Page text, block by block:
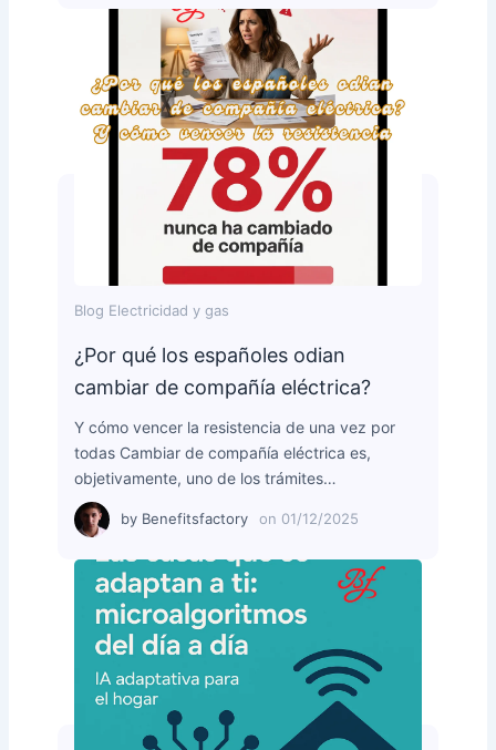
Blog Electricidad y gas
¿Por qué los españoles odian
cambiar de compañía eléctrica?
Y cómo vencer la resistencia de una vez por
todas Cambiar de compañía eléctrica es,
objetivamente, uno de los trámites…
by Benefitsfactory on 01/12/2025